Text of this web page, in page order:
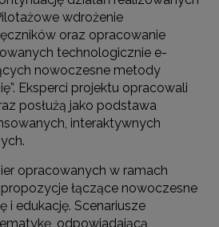
wdrożenie
oraz opracowanie
technologicznie e-
nowoczesne metody
Eksperci projektu opracowali
posłużą jako podstawa
interaktywnych
opracowanych w ramach
łączące nowoczesne
i edukację. Scenariusze
odpowiadającą